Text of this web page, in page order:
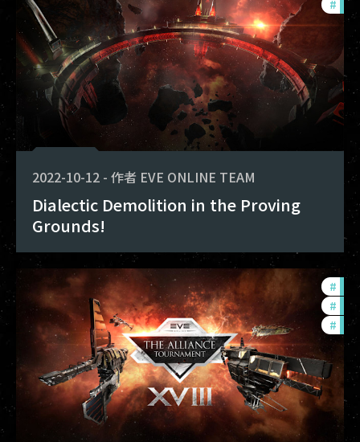
#
2022-10-12 - 作者 EVE ONLINE TEAM
Dialectic Demolition in the Proving
Grounds!
#
# pvp
#